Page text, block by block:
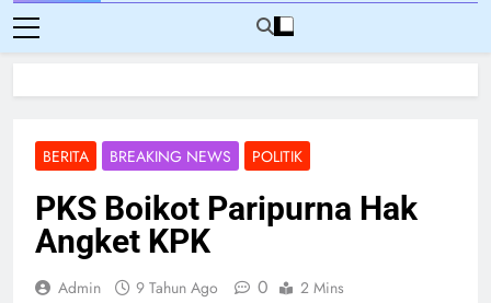
BERITA BREAKING NEWS POLITIK
PKS Boikot Paripurna Hak
Angket KPK
Admin 9 Tahun Ago 0 2 Mins